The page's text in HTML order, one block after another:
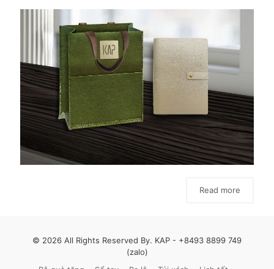
Read more
© 2026 All Rights Reserved By. KAP - +8493 8899 749
(zalo)